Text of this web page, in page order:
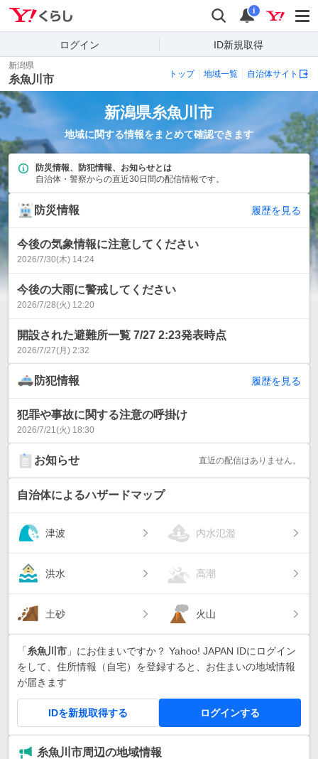
検索 通知
i
ログイン ID新規取得
新潟県
糸魚川市 トップ 地域一覧 自治体サイト
新潟県糸魚川市
地域に関する情報をまとめて確認できます
防災情報、防犯情報、お知らせとは
自治体・警察からの直近30日間の配信情報です。
防災情報 履歴を見る
今後の気象情報に注意してください
2026/7/30(木) 14:24
今後の大雨に警戒してください
2026/7/28(火) 12:20
開設された避難所一覧 7/27 2:23発表時点
2026/7/27(月) 2:32
防犯情報 履歴を見る
犯罪や事故に関する注意の呼掛け
2026/7/21(火) 18:30
お知らせ 直近の配信はありません。
自治体によるハザードマップ
津波 内水氾濫
洪水 高潮
土砂 火山
「糸魚川市 」にお住まいですか？ Yahoo! JAPAN IDにログイン
をして、住所情報（自宅）を登録すると、お住まいの地域情報
が届きます
IDを新規取得する ログインする
糸魚川市周辺の地域情報